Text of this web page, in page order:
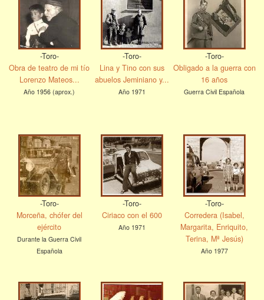
-Toro-
Obra de teatro de mi tío
Lorenzo Mateos...
Año 1956 (aprox.)
-Toro-
Lina y Tino con sus
abuelos Jeminiano y...
Año 1971
-Toro-
Obligado a la guerra con
16 años
Guerra Civil Española
-Toro-
Morceña, chófer del
ejército
Durante la Guerra Civil
Española
-Toro-
Ciriaco con el 600
Año 1971
-Toro-
Corredera (Isabel,
Margarita, Enriquito,
Terina, Mª Jesús)
Año 1977